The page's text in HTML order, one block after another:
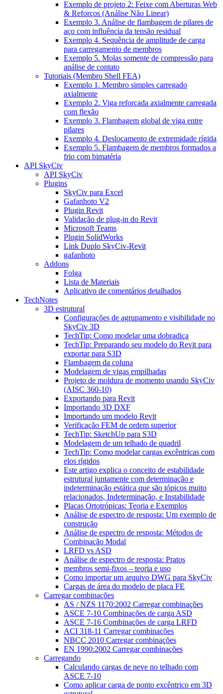
Exemplo de projeto 2: Feixe com Aberturas Web
& Reforços (Análise Não Linear)
Exemplo 3. Análise de flambagem de pilares de
aço com influência da tensão residual
Exemplo 4. Sequência de amplitude de carga
para carregamento de membros
Exemplo 5. Molas somente de compressão para
análise de contato
Tutoriais (Membro Shell FEA)
Exemplo 1. Membro simples carregado
axialmente
Exemplo 2. Viga reforçada axialmente carregada
com flexão
Exemplo 3. Flambagem global de viga entre
pilares
Exemplo 4. Deslocamento de extremidade rígida
Exemplo 5. Flambagem de membros formados a
frio com bimatéria
API SkyCiv
API SkyCiv
Plugins
SkyCiv para Excel
Gafanhoto V2
Plugin Revit
Validação de plug-in do Revit
Microsoft Teams
Plugin SolidWorks
Link Duplo SkyCiv-Revit
gafanhoto
Addons
Folga
Lista de Materiais
Aplicativo de comentários detalhados
TechNotes
3D estrutural
Configurações de agrupamento e visibilidade no
SkyCiv 3D
TechTip: Como modelar uma dobradiça
TechTip: Preparando seu modelo do Revit para
exportar para S3D
Flambagem da coluna
Modelagem de vigas empilhadas
Projeto de moldura de momento usando SkyCiv
(AISC 360-10)
Exportando para Revit
Importando 3D DXF
Importando um modelo Revit
Verificação FEM de ordem superior
TechTip: SketchUp para S3D
Modelagem de um telhado de quadril
TechTip: Como modelar cargas excêntricas com
elos rígidos
Este artigo explica o conceito de estabilidade
estrutural juntamente com determinação e
indeterminação estática que são tópicos muito
relacionados, Indeterminação, e Instabilidade
Placas Ortotrópicas: Teoria e Exemplos
Análise de espectro de resposta: Um exemplo de
construção
Análise de espectro de resposta: Métodos de
Combinação Modal
LRFD vs ASD
Análise de espectro de resposta: Pratos
membros semi-fixos – teoria e uso
Como importar um arquivo DWG para SkyCiv
Cargas de área do modelo de placa FE
Carregar combinações
AS / NZS 1170:2002 Carregar combinações
ASCE 7-10 Combinações de carga ASD
ASCE 7-16 Combinações de carga LRFD
ACI 318-11 Carregar combinações
NBCC 2010 Carregar combinações
EN 1990:2002 Carregar combinações
Carregando
Calculando cargas de neve no telhado com
ASCE 7-10
Como aplicar carga de ponto excêntrico em 3D